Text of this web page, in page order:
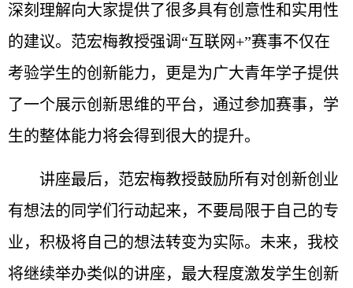
深刻理解向大家提供了很多具有创意性和实用性
的建议。范宏梅教授强调“互联网+”赛事不仅在
考验学生的创新能力，更是为广大青年学子提供
了一个展示创新思维的平台，通过参加赛事，学
生的整体能力将会得到很大的提升。
讲座最后，范宏梅教授鼓励所有对创新创业
有想法的同学们行动起来，不要局限于自己的专
业，积极将自己的想法转变为实际。未来，我校
将继续举办类似的讲座，最大程度激发学生创新